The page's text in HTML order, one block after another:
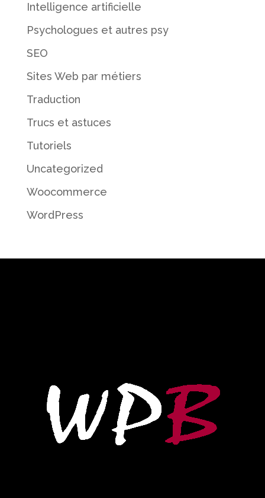
Intelligence artificielle
Psychologues et autres psy
SEO
Sites Web par métiers
Traduction
Trucs et astuces
Tutoriels
Uncategorized
Woocommerce
WordPress